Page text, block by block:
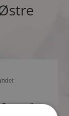
medlem